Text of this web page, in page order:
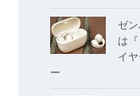
ゼ
は
イ
ー